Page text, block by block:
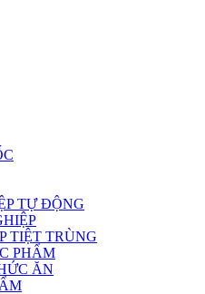
TỰ ĐỘNG
TIỆT TRÙNG
PHẨM
ĂN